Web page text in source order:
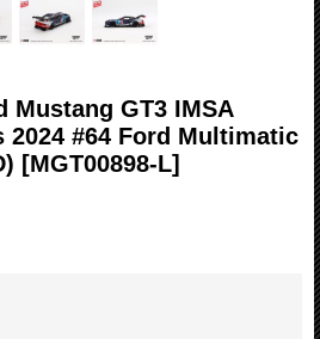
Mustang GT3 IMSA
2024 #64 Ford Multimatic
[MGT00898-L]